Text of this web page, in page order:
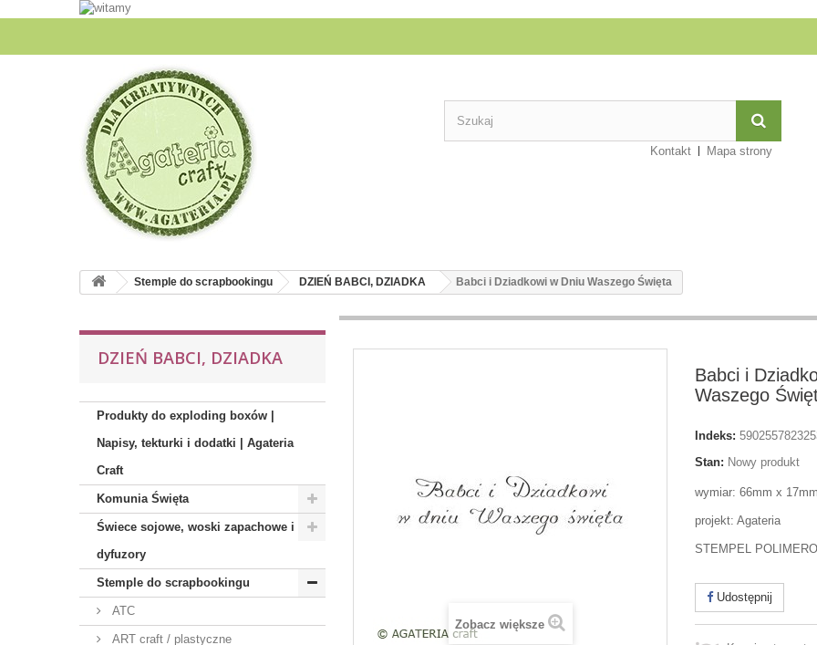
Kontakt Mapa strony
Stemple do scrapbookingu DZIEŃ BABCI, DZIADKA Babci i Dziadkowi w Dniu Waszego Święta
DZIEŃ BABCI, DZIADKA
Produkty do exploding boxów |
Napisy, tekturki i dodatki | Agateria
Craft
Komunia Święta
Świece sojowe, woski zapachowe i
dyfuzory
Stemple do scrapbookingu
ATC
ART craft / plastyczne
Zobacz większe
Babci i
Waszego
Indeks:
Stan: Nowy produkt
wymiar: 66mm x
projekt: Agateria
STEMPEL
Udostępnij